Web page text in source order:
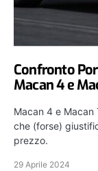
Confronto
Macan 4 e
Macan 4 e
che (forse)
prezzo.
29 Aprile 2024